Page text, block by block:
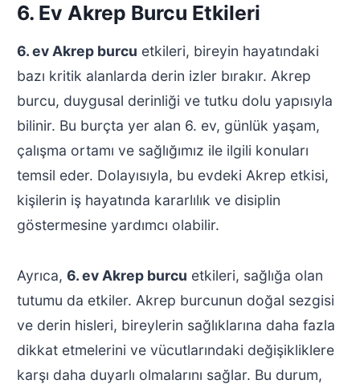
6. Ev Akrep Burcu Etkileri
6. ev Akrep burcu etkileri, bireyin hayatındaki
bazı kritik alanlarda derin izler bırakır. Akrep
burcu, duygusal derinliği ve tutku dolu yapısıyla
bilinir. Bu burçta yer alan 6. ev, günlük yaşam,
çalışma ortamı ve sağlığımız ile ilgili konuları
temsil eder. Dolayısıyla, bu evdeki Akrep etkisi,
kişilerin iş hayatında kararlılık ve disiplin
göstermesine yardımcı olabilir.
Ayrıca, 6. ev Akrep burcu etkileri, sağlığa olan
tutumu da etkiler. Akrep burcunun doğal sezgisi
ve derin hisleri, bireylerin sağlıklarına daha fazla
dikkat etmelerini ve vücutlarındaki değişikliklere
karşı daha duyarlı olmalarını sağlar. Bu durum,